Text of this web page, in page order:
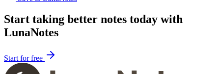
Start taking better notes today with
LunaNotes
Start for free